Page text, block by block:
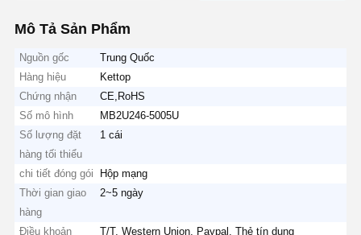
Mô Tả Sản Phẩm
Nguồn gốc
Trung Quốc
Hàng hiệu
Kettop
Chứng nhận
CE,RoHS
Số mô hình
MB2U246-5005U
Số lượng đặt
hàng tối thiểu
1 cái
chi tiết đóng gói
Hộp mạng
Thời gian giao
hàng
2~5 ngày
Điều khoản
T/T, Western Union, Paypal, Thẻ tín dụng